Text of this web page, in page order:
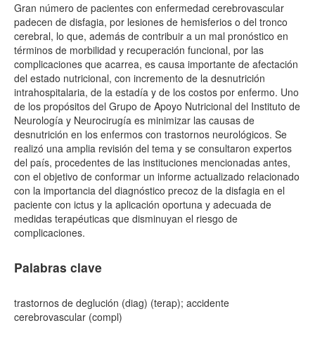
Gran número de pacientes con enfermedad cerebrovascular
padecen de disfagia, por lesiones de hemisferios o del tronco
cerebral, lo que, además de contribuir a un mal pronóstico en
términos de morbilidad y recuperación funcional, por las
complicaciones que acarrea, es causa importante de afectación
del estado nutricional, con incremento de la desnutrición
intrahospitalaria, de la estadía y de los costos por enfermo. Uno
de los propósitos del Grupo de Apoyo Nutricional del Instituto de
Neurología y Neurocirugía es minimizar las causas de
desnutrición en los enfermos con trastornos neurológicos. Se
realizó una amplia revisión del tema y se consultaron expertos
del país, procedentes de las instituciones mencionadas antes,
con el objetivo de conformar un informe actualizado relacionado
con la importancia del diagnóstico precoz de la disfagia en el
paciente con ictus y la aplicación oportuna y adecuada de
medidas terapéuticas que disminuyan el riesgo de
complicaciones.
Palabras clave
trastornos de deglución (diag) (terap); accidente
cerebrovascular (compl)